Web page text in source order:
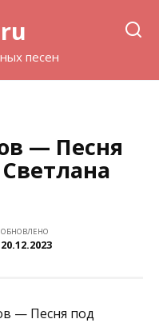
песен
— Песня
ОБНОВЛЕНО
20.12.2023
— Песня под